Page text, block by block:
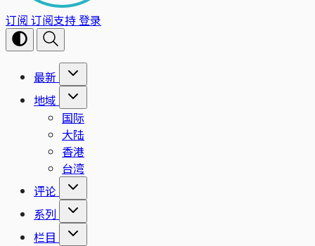
订阅 订阅支持登录
最新
地域
国际
大陆
香港
台湾
评论
系列
栏目